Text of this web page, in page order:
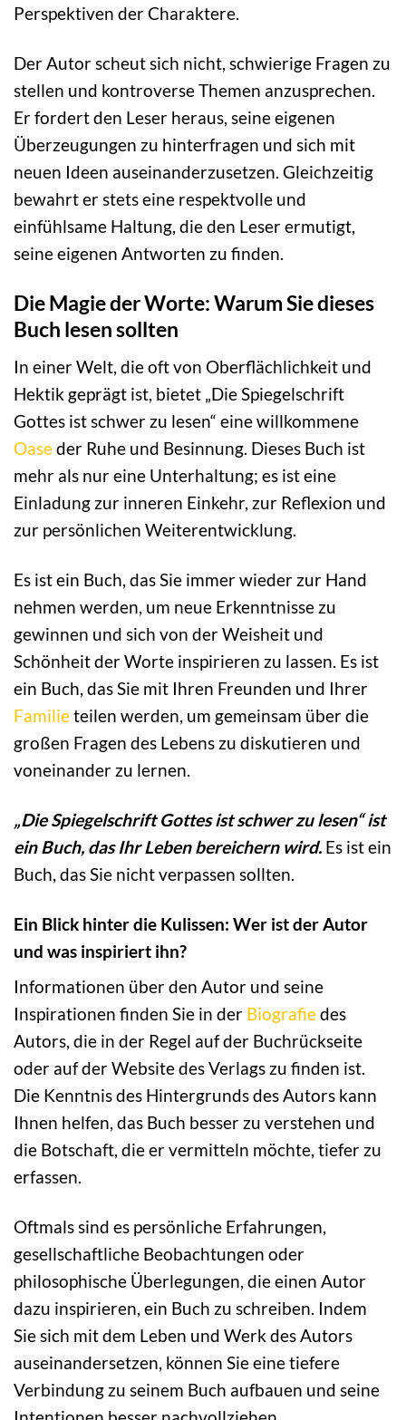
Perspektiven der Charaktere.
Der Autor scheut sich nicht, schwierige Fragen zu
stellen und kontroverse Themen anzusprechen.
Er fordert den Leser heraus, seine eigenen
Überzeugungen zu hinterfragen und sich mit
neuen Ideen auseinanderzusetzen. Gleichzeitig
bewahrt er stets eine respektvolle und
einfühlsame Haltung, die den Leser ermutigt,
seine eigenen Antworten zu finden.
Die Magie der Worte: Warum Sie dieses
Buch lesen sollten
In einer Welt, die oft von Oberflächlichkeit und
Hektik geprägt ist, bietet „Die Spiegelschrift
Gottes ist schwer zu lesen“ eine willkommene
Oaseder Ruhe und Besinnung. Dieses Buch ist
mehr als nur eine Unterhaltung; es ist eine
Einladung zur inneren Einkehr, zur Reflexion und
zur persönlichen Weiterentwicklung.
Es ist ein Buch, das Sie immer wieder zur Hand
nehmen werden, um neue Erkenntnisse zu
gewinnen und sich von der Weisheit und
Schönheit der Worte inspirieren zu lassen. Es ist
ein Buch, das Sie mit Ihren Freunden und Ihrer
Familieteilen werden, um gemeinsam über die
großen Fragen des Lebens zu diskutieren und
voneinander zu lernen.
„Die Spiegelschrift Gottes ist schwer zu lesen“ ist
ein Buch, das Ihr Leben bereichern wird. Es ist ein
Buch, das Sie nicht verpassen sollten.
Ein Blick hinter die Kulissen: Wer ist der Autor
und was inspiriert ihn?
Informationen über den Autor und seine
Inspirationen finden Sie in der Biografiedes
Autors, die in der Regel auf der Buchrückseite
oder auf der Website des Verlags zu finden ist.
Die Kenntnis des Hintergrunds des Autors kann
Ihnen helfen, das Buch besser zu verstehen und
die Botschaft, die er vermitteln möchte, tiefer zu
erfassen.
Oftmals sind es persönliche Erfahrungen,
gesellschaftliche Beobachtungen oder
philosophische Überlegungen, die einen Autor
dazu inspirieren, ein Buch zu schreiben. Indem
Sie sich mit dem Leben und Werk des Autors
auseinandersetzen, können Sie eine tiefere
Verbindung zu seinem Buch aufbauen und seine